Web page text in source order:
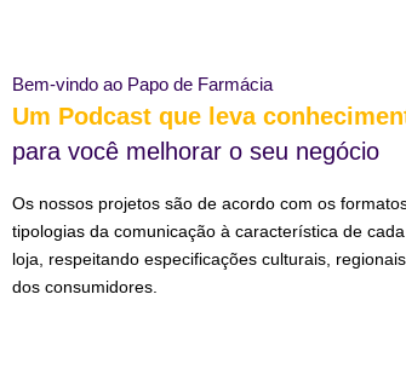
Bem-vindo ao Papo de Farmácia
Um Podcast que leva
para você melhorar o seu negócio
Os nossos projetos são de acordo com os
tipologias da comunicação à característica de
loja, respeitando especificações culturais,
dos consumidores.